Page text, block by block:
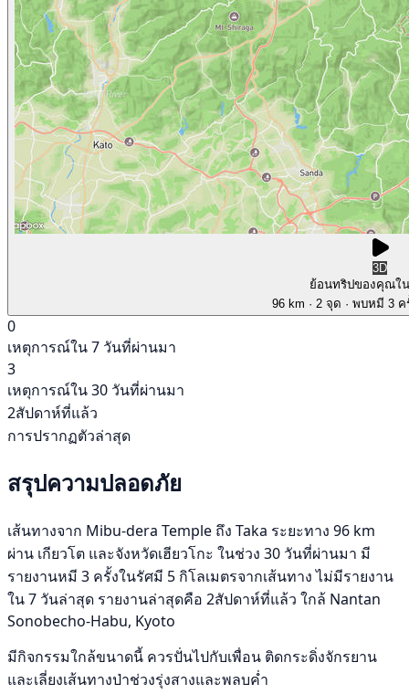
3D
ย้อนทริปของคุณใ
96 km · 2 จุด · พบหมี 3
0
เหตุการณ์ใน 7 วันที่ผ่านมา
3
เหตุการณ์ใน 30 วันที่ผ่านมา
2สัปดาห์ที่แล้ว
การปรากฏตัวล่าสุด
สรุปความปลอดภัย
เส้นทางจาก Mibu-dera Temple ถึง Taka ระยะทาง 96 km
ผ่าน เกียวโต และจังหวัดเฮียวโกะ ในช่วง 30 วันที่ผ่านมา มี
รายงานหมี 3 ครั้งในรัศมี 5 กิโลเมตรจากเส้นทาง ไม่มีรายงาน
ใน 7 วันล่าสุด รายงานล่าสุดคือ 2สัปดาห์ที่แล้ว ใกล้ Nantan
Sonobecho-Habu, Kyoto
มีกิจกรรมใกล้ขนาดนี้ ควรปั่นไปกับเพื่อน ติดกระดิ่งจักรยาน
และเลี่ยงเส้นทางป่าช่วงรุ่งสางและพลบค่ำ